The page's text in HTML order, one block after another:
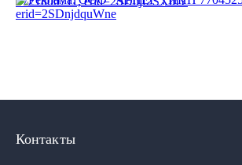
Контакты